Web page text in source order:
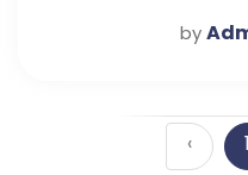
by
‹ 1